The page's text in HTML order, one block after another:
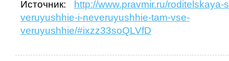
Источник: http://www.pravmir.ru/roditelskaya-
veruyushhie-i-neveruyushhie-tam-vse-
veruyushhie/#ixzz33soQLVfD